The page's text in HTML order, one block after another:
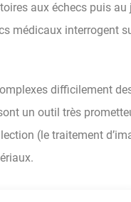
aux échecs puis
médicaux interrogent
difficilement
un outil très
(le traitement
d’ingénieur,